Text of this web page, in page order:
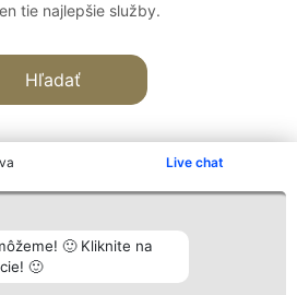
Live chat
🙂 Kliknite na
🙂
tie najlepšie služby.
Hľadať
Hodnotenie
Laureáti
Lista
Kontakt
Kontakt